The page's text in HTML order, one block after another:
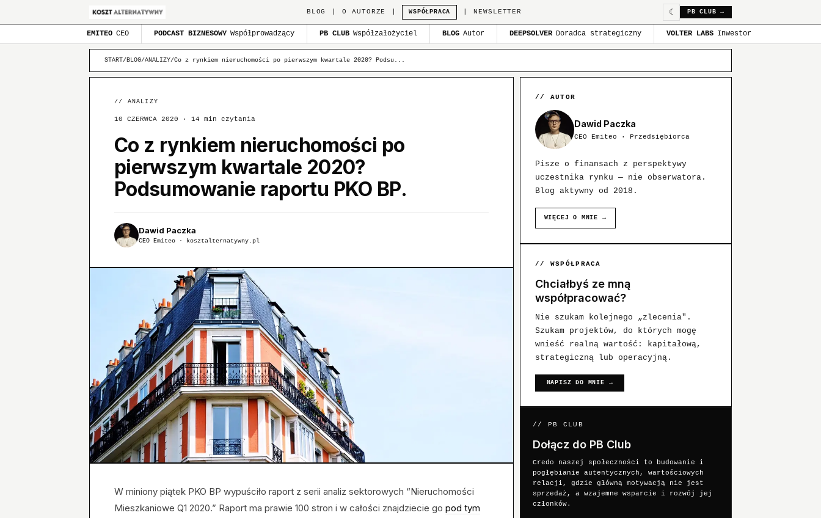
BLOG O AUTORZE WSPÓŁPRACA NEWSLETTER ☾ PB CLUB →
EMITEO CEO PODCAST BIZNESOWY Współprowadzący PB CLUB Współzałożyciel BLOG Autor DEEPSOLVER Doradca strategiczny VOLTER LABS Inwestor
START/BLOG/ANALIZY/Co z rynkiem nieruchomości po pierwszym kwartale 2020? Podsu...
// ANALIZY
10 CZERWCA 2020 · 14 min czytania
Co z rynkiem nieruchomości po
pierwszym kwartale 2020?
Podsumowanie raportu PKO BP.
Dawid Paczka
CEO Emiteo · kosztalternatywny.pl
W miniony piątek PKO BP wypuściło raport z serii analiz sektorowych “Nieruchomości
Mieszkaniowe Q1 2020.” Raport ma prawie 100 stron i w całości znajdziecie go pod tym
// AUTOR
Dawid Paczka
CEO Emiteo · Przedsiębiorca
Pisze o finansach z perspektywy
uczestnika rynku — nie obserwatora.
Blog aktywny od 2018.
WIĘCEJ O MNIE →
// WSPÓŁPRACA
Chciałbyś ze mną
współpracować?
Nie szukam kolejnego „zlecenia".
Szukam projektów, do których mogę
wnieść realną wartość: kapitałową,
strategiczną lub operacyjną.
NAPISZ DO MNIE →
// PB CLUB
Dołącz do PB Club
Credo naszej społeczności to budowanie i
pogłębianie autentycznych, wartościowych
relacji, gdzie główną motywacją nie jest
sprzedaż, a wzajemne wsparcie i rozwój jej
członków.